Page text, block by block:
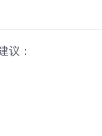
议：